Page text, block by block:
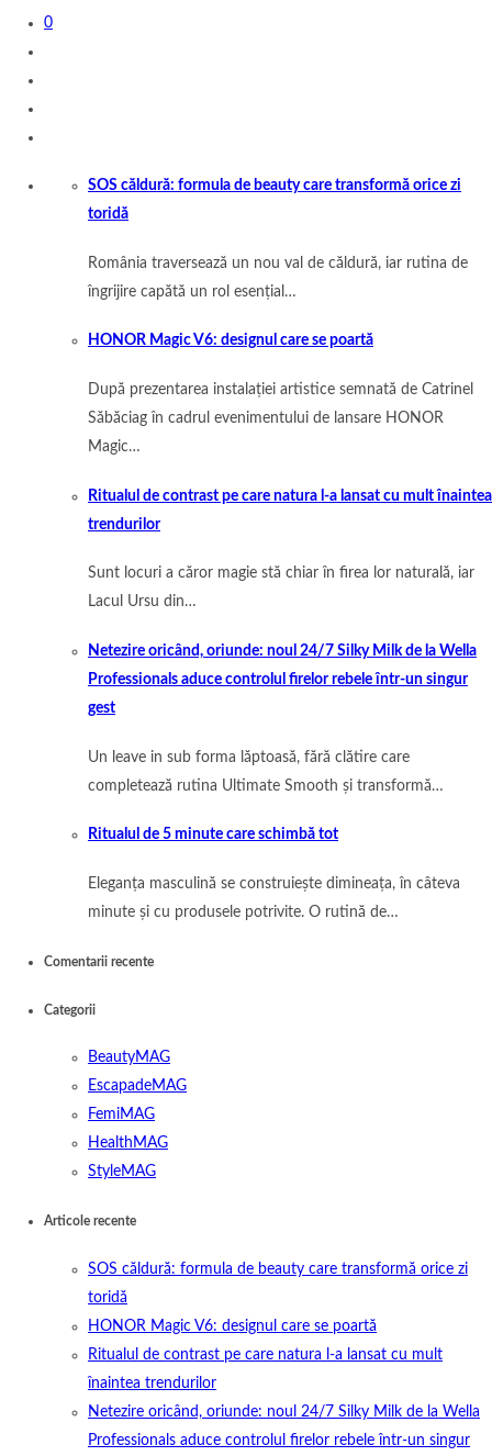
0
SOS căldură: formula de beauty care transformă orice zi
toridă
România traversează un nou val de căldură, iar rutina de
îngrijire capătă un rol esențial…
HONOR Magic V6: designul care se poartă
După prezentarea instalației artistice semnată de Catrinel
Săbăciag în cadrul evenimentului de lansare HONOR
Magic…
Ritualul de contrast pe care natura l-a lansat cu mult înaintea
trendurilor
Sunt locuri a căror magie stă chiar în firea lor naturală, iar
Lacul Ursu din…
Netezire oricând, oriunde: noul 24/7 Silky Milk de la Wella
Professionals aduce controlul firelor rebele într-un singur
gest
Un leave in sub forma lăptoasă, fără clătire care
completează rutina Ultimate Smooth și transformă…
Ritualul de 5 minute care schimbă tot
Eleganța masculină se construiește dimineața, în câteva
minute și cu produsele potrivite. O rutină de…
Comentarii recente
Categorii
BeautyMAG
EscapadeMAG
FemiMAG
HealthMAG
StyleMAG
Articole recente
SOS căldură: formula de beauty care transformă orice zi
toridă
HONOR Magic V6: designul care se poartă
Ritualul de contrast pe care natura l-a lansat cu mult
înaintea trendurilor
Netezire oricând, oriunde: noul 24/7 Silky Milk de la Wella
Professionals aduce controlul firelor rebele într-un singur